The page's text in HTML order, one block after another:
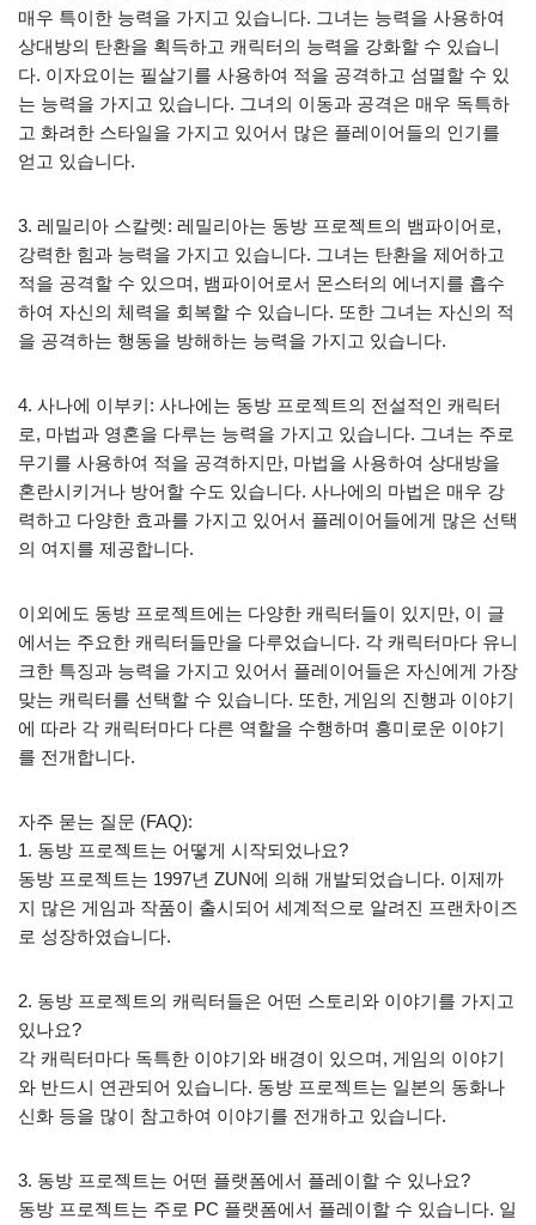
매우 특이한 능력을 가지고 있습니다. 그녀는 능력을 사용하여
상대방의 탄환을 획득하고 캐릭터의 능력을 강화할 수 있습니
다. 이자요이는 필살기를 사용하여 적을 공격하고 섬멸할 수 있
는 능력을 가지고 있습니다. 그녀의 이동과 공격은 매우 독특하
고 화려한 스타일을 가지고 있어서 많은 플레이어들의 인기를
얻고 있습니다.
3. 레밀리아 스칼렛: 레밀리아는 동방 프로젝트의 뱀파이어로,
강력한 힘과 능력을 가지고 있습니다. 그녀는 탄환을 제어하고
적을 공격할 수 있으며, 뱀파이어로서 몬스터의 에너지를 흡수
하여 자신의 체력을 회복할 수 있습니다. 또한 그녀는 자신의 적
을 공격하는 행동을 방해하는 능력을 가지고 있습니다.
4. 사나에 이부키: 사나에는 동방 프로젝트의 전설적인 캐릭터
로, 마법과 영혼을 다루는 능력을 가지고 있습니다. 그녀는 주로
무기를 사용하여 적을 공격하지만, 마법을 사용하여 상대방을
혼란시키거나 방어할 수도 있습니다. 사나에의 마법은 매우 강
력하고 다양한 효과를 가지고 있어서 플레이어들에게 많은 선택
의 여지를 제공합니다.
이외에도 동방 프로젝트에는 다양한 캐릭터들이 있지만, 이 글
에서는 주요한 캐릭터들만을 다루었습니다. 각 캐릭터마다 유니
크한 특징과 능력을 가지고 있어서 플레이어들은 자신에게 가장
맞는 캐릭터를 선택할 수 있습니다. 또한, 게임의 진행과 이야기
에 따라 각 캐릭터마다 다른 역할을 수행하며 흥미로운 이야기
를 전개합니다.
자주 묻는 질문 (FAQ):
1. 동방 프로젝트는 어떻게 시작되었나요?
동방 프로젝트는 1997년 ZUN에 의해 개발되었습니다. 이제까
지 많은 게임과 작품이 출시되어 세계적으로 알려진 프랜차이즈
로 성장하였습니다.
2. 동방 프로젝트의 캐릭터들은 어떤 스토리와 이야기를 가지고
있나요?
각 캐릭터마다 독특한 이야기와 배경이 있으며, 게임의 이야기
와 반드시 연관되어 있습니다. 동방 프로젝트는 일본의 동화나
신화 등을 많이 참고하여 이야기를 전개하고 있습니다.
3. 동방 프로젝트는 어떤 플랫폼에서 플레이할 수 있나요?
동방 프로젝트는 주로 PC 플랫폼에서 플레이할 수 있습니다. 일